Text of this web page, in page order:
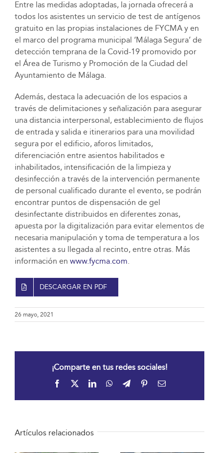
Entre las medidas adoptadas, la jornada ofrecerá a
todos los asistentes un servicio de test de antígenos
gratuito en las propias instalaciones de FYCMA y en
el marco del programa municipal ‘Málaga Segura’ de
detección temprana de la Covid-19 promovido por
el Área de Turismo y Promoción de la Ciudad del
Ayuntamiento de Málaga.
Además, destaca la adecuación de los espacios a
través de delimitaciones y señalización para asegurar
una distancia interpersonal, establecimiento de flujos
de entrada y salida e itinerarios para una movilidad
segura por el edificio, aforos limitados,
diferenciación entre asientos habilitados e
inhabilitados, intensificación de la limpieza y
desinfección a través de la intervención permanente
de personal cualificado durante el evento, se podrán
encontrar puntos de dispensación de gel
desinfectante distribuidos en diferentes zonas,
apuesta por la digitalización para evitar elementos de
necesaria manipulación y toma de temperatura a los
asistentes a su llegada al recinto, entre otras. Más
información en www.fycma.com.
DESCARGAR EN PDF
26 mayo, 2021
¡Comparte en tus redes sociales!
Facebook LinkedInWhatsApp
TelegramPinterestCorreo
Artículos relacionados